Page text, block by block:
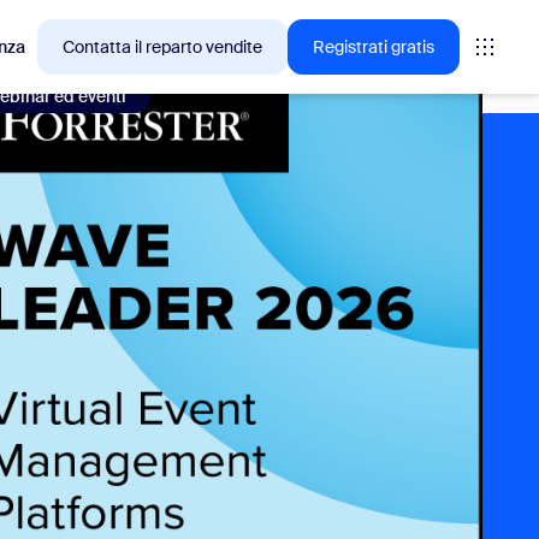
Contatta il reparto vendite Registrati gratis
tra i clienti
NOVITÀ:
My Notes, il tuo strumento
di annotazione con l’IA
Acquisisce, riassume ed estrapola
automaticamente le attività da
completare da qualsiasi riunione
ed eventi